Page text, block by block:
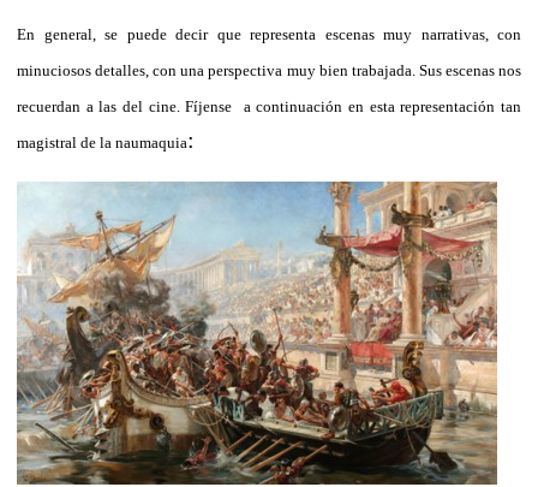
En general, se puede decir que representa escenas muy narrativas, con
minuciosos detalles, con una perspectiva muy bien trabajada. Sus escenas nos
recuerdan a las del cine. Fíjense a continuación en esta representación tan
magistral de la naumaquia: